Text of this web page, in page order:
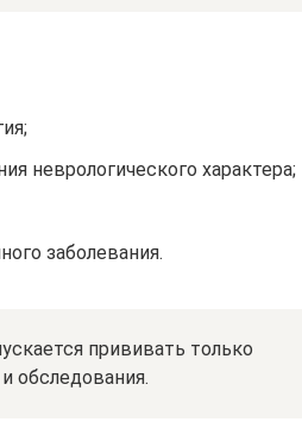
неврологического характера;
заболевания.
прививать только
обследования.